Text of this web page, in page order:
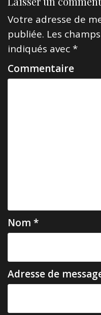
Votre adresse de
publiée. Les
indiqués avec *
Commentaire
Nom *
Adresse de